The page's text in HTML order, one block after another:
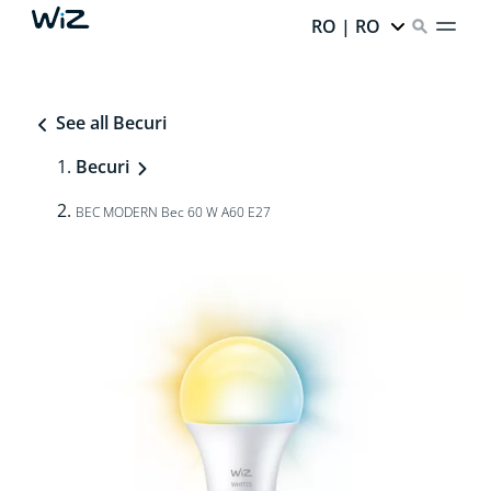
RO | RO
See all Becuri
Becuri
BEC MODERN Bec 60 W A60 E27